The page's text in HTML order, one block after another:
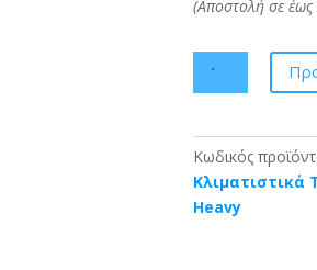
(Αποστολή σε έως
MITSUBISHI
Heavy
SRK/SRC-
25
ZSX-
W
Κωδικός
Κλιματιστικά
Heavy